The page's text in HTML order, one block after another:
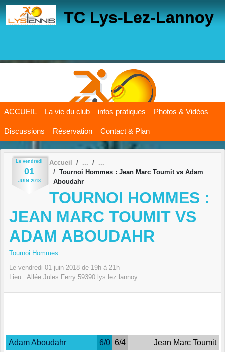
TC Lys-Lez-Lannoy
ACCUEIL La vie du club infos pratiques Photos & Vidéos
Discussions Réservation Contact & Plan
Le vendredi
01
JUIN 2018
Accueil
Tournoi Hommes : Jean Marc Toumit vs Adam
Aboudahr
TOURNOI HOMMES :
JEAN MARC TOUMIT VS
ADAM ABOUDAHR
Tournoi Hommes
Le vendredi 01 juin 2018 de 19h à 21h
Lieu : Allée Jules Ferry 59390 lys lez lannoy
Adam Aboudahr 6/0 6/4 Jean Marc Toumit
Panneau de gestion des cookies